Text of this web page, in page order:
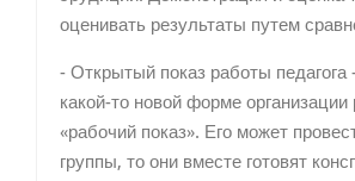
оценивать результаты путем
- Открытый показ работы педагога
какой-то новой форме
«рабочий показ». Его может
группы, то они вместе готовят